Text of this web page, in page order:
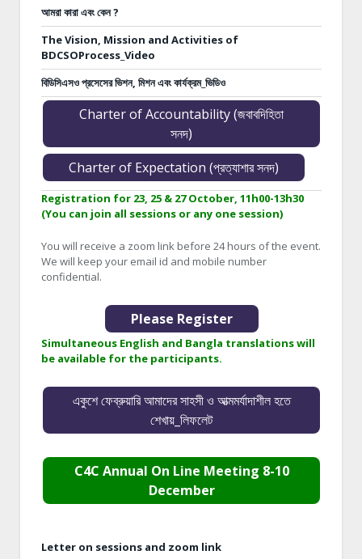
আমরা কারা এবং কেন ?
The Vision, Mission and Activities of
BDCSOProcess_Video
বিডিসিএসও প্রসেসের ভিশন, মিশন এবং কার্যক্রম_ভিডিও
Charter of Accountability (জবাবদিহিতা
সনদ)
Charter of Expectation (প্রত্যাশার সনদ)
Registration for 23, 25 & 27 October, 11h00-13h30
(You can join all sessions or any one session)
You will receive a zoom link before 24 hours of the event.
We will keep your email id and mobile number
confidential.
Please Register
Simultaneous English and Bangla translations will
be available for the participants.
একুশে ফেব্রুয়ারি আমাদের সাহসী ও আত্মমর্যাদাশীল হতে
শেখায়_লিফলেট
C4C Annual On Line Meeting 8-10
December
Letter on sessions and zoom link